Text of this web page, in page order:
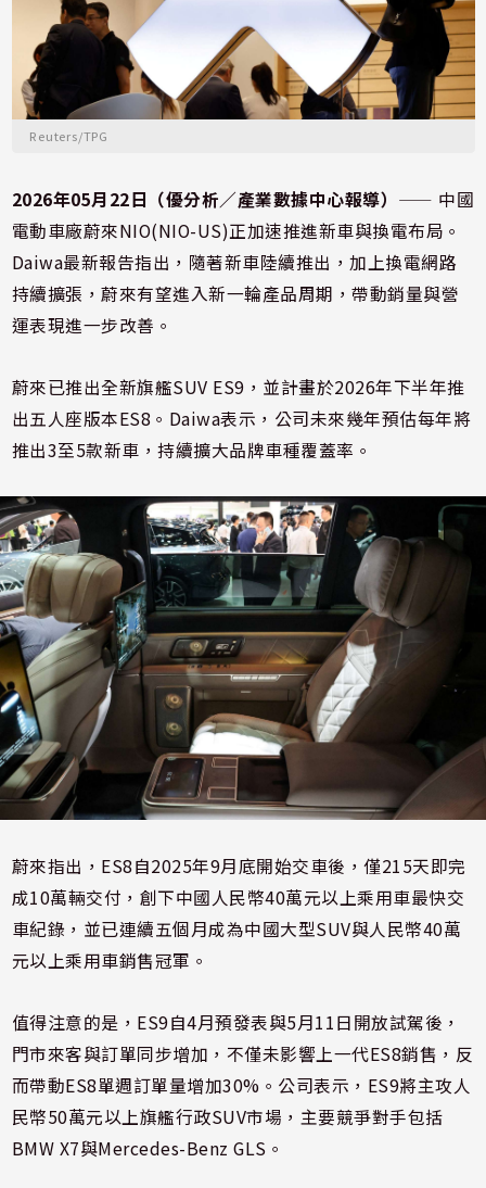
Reuters/TPG
2026年05月22日（優分析／產業數據中心報導） ⸺ 中國
電動車廠蔚來NIO(NIO-US)正加速推進新車與換電布局。
Daiwa最新報告指出，隨著新車陸續推出，加上換電網路
持續擴張，蔚來有望進入新一輪產品周期，帶動銷量與營
運表現進一步改善。
蔚來已推出全新旗艦SUV ES9，並計畫於2026年下半年推
出五人座版本ES8。Daiwa表示，公司未來幾年預估每年將
推出3至5款新車，持續擴大品牌車種覆蓋率。
蔚來指出，ES8自2025年9月底開始交車後，僅215天即完
成10萬輛交付，創下中國人民幣40萬元以上乘用車最快交
車紀錄，並已連續五個月成為中國大型SUV與人民幣40萬
元以上乘用車銷售冠軍。
值得注意的是，ES9自4月預發表與5月11日開放試駕後，
門市來客與訂單同步增加，不僅未影響上一代ES8銷售，反
而帶動ES8單週訂單量增加30%。公司表示，ES9將主攻人
民幣50萬元以上旗艦行政SUV市場，主要競爭對手包括
BMW X7與Mercedes-Benz GLS。